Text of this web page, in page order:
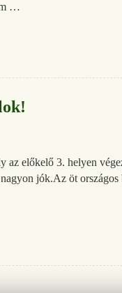
m …
előkelő 3. helyen
jók.Az öt